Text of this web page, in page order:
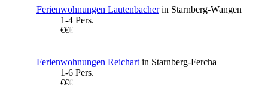
Ferienwohnungen Lautenbacherin Starnberg-Wangen
1-4 Pers.
€€€
Ferienwohnungen Reichartin Starnberg-Fercha
1-6 Pers.
€€€